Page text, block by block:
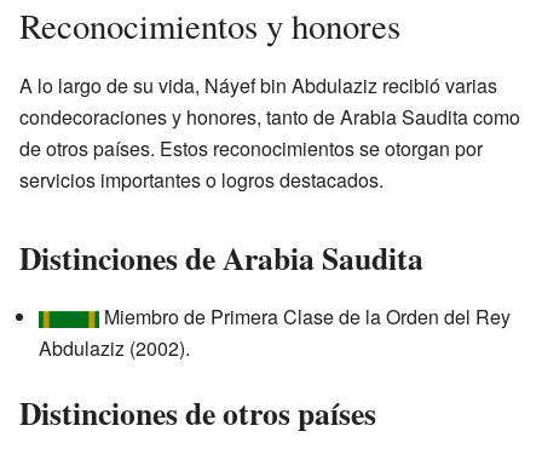
Reconocimientos y honores
A lo largo de su vida, Náyef bin Abdulaziz recibió varias
condecoraciones y honores, tanto de Arabia Saudita como
de otros países. Estos reconocimientos se otorgan por
servicios importantes o logros destacados.
Distinciones de Arabia Saudita
Miembro de Primera Clase de la Orden del Rey
Abdulaziz (2002).
Distinciones de otros países